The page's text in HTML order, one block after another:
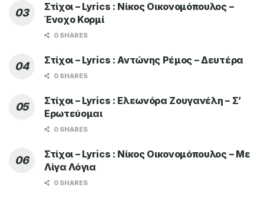
Στίχοι – Lyrics : Νίκος Οικονομόπουλος –
Ένοχο Κορμί
0 SHARES
Στίχοι – Lyrics : Αντώνης Ρέμος – Δευτέρα
0 SHARES
Στίχοι – Lyrics : Ελεωνόρα Ζουγανέλη – Σ’
Ερωτεύομαι
0 SHARES
Στίχοι – Lyrics : Νίκος Οικονομόπουλος – Με
Λίγα Λόγια
0 SHARES